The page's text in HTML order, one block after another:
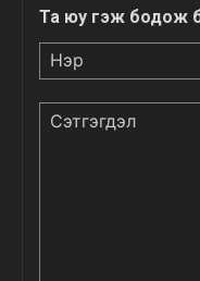
Та юу гэж бодож